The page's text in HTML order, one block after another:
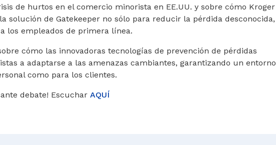
de hurtos en el comercio minorista en EE.UU. y sobre cómo Kroger
solución de Gatekeeper no sólo para reducir la pérdida desconocida,
los empleados de primera línea.
cómo las innovadoras tecnologías de prevención de pérdidas
a adaptarse a las amenazas cambiantes, garantizando un entorno
como para los clientes.
debate! Escuchar AQUÍ